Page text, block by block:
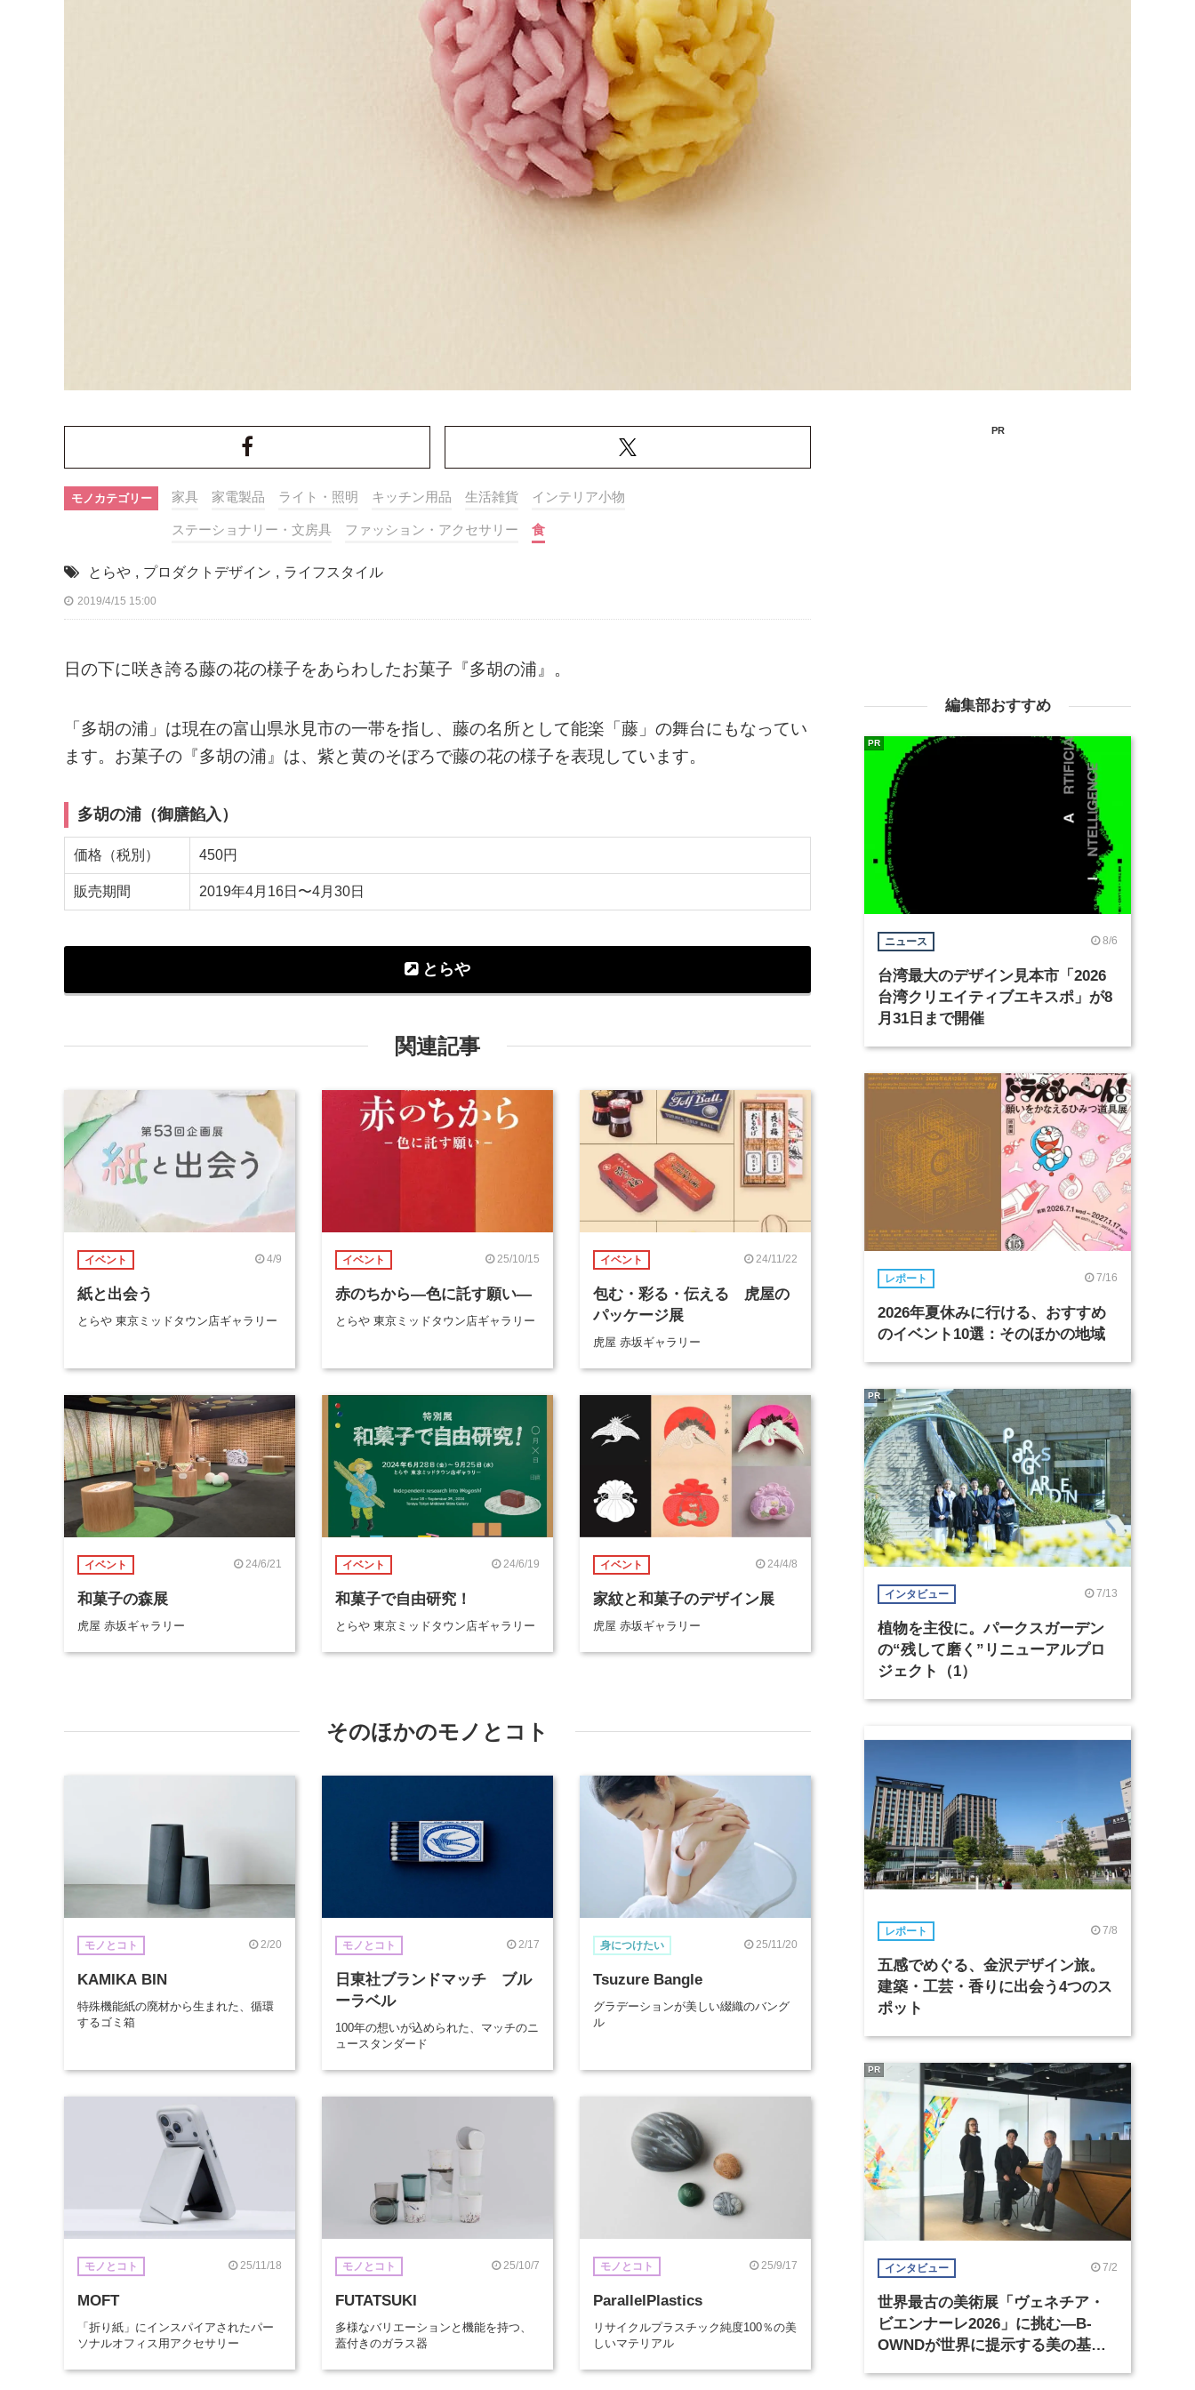
モノカテゴリー 家具 家電製品 ライト・照明 キッチン用品 生活雑貨 インテリア小物
ステーショナリー・文房具 ファッション・アクセサリー 食
とらや , プロダクトデザイン , ライフスタイル
2019/4/15 15:00
日の下に咲き誇る藤の花の様子をあらわしたお菓子『多胡の浦』。
「多胡の浦」は現在の富山県氷見市の一帯を指し、藤の名所として能楽「藤」の舞台にもなってい
ます。お菓子の『多胡の浦』は、紫と黄のそぼろで藤の花の様子を表現しています。
多胡の浦（御膳餡入）
価格（税別） 450円
販売期間 2019年4月16日〜4月30日
とらや
関連記事
イベント 4/9
紙と出会う
とらや 東京ミッドタウン店ギャラリー
イベント 25/10/15
赤のちから―色に託す願い―
とらや 東京ミッドタウン店ギャラリー
イベント 24/11/22
包む・彩る・伝える 虎屋の
パッケージ展
虎屋 赤坂ギャラリー
イベント 24/6/21
和菓子の森展
虎屋 赤坂ギャラリー
イベント 24/6/19
和菓子で自由研究！
とらや 東京ミッドタウン店ギャラリー
イベント 24/4/8
家紋と和菓子のデザイン展
虎屋 赤坂ギャラリー
そのほかのモノとコト
モノとコト 2/20
KAMIKA BIN
特殊機能紙の廃材から生まれた、循環
するゴミ箱
モノとコト 2/17
日東社ブランドマッチ ブル
ーラベル
100年の想いが込められた、マッチのニ
ュースタンダード
身につけたい 25/11/20
Tsuzure Bangle
グラデーションが美しい綴織のバング
ル
モノとコト 25/11/18
MOFT
「折り紙」にインスパイアされたパー
ソナルオフィス用アクセサリー
モノとコト 25/10/7
FUTATSUKI
多様なバリエーションと機能を持つ、
蓋付きのガラス器
モノとコト 25/9/17
ParallelPlastics
リサイクルプラスチック純度100％の美
しいマテリアル
PR
編集部おすすめ
ニュース 8/6
台湾最大のデザイン見本市「2026
台湾クリエイティブエキスポ」が8
月31日まで開催
PR
レポート 7/16
2026年夏休みに行ける、おすすめ
のイベント10選：そのほかの地域
インタビュー 7/13
植物を主役に。パークスガーデン
の“残して磨く”リニューアルプロ
ジェクト（1）
PR
レポート 7/8
五感でめぐる、金沢デザイン旅。
建築・工芸・香りに出会う4つのス
ポット
インタビュー 7/2
世界最古の美術展「ヴェネチア・
ビエンナーレ2026」に挑む―B-
OWNDが世界に提示する美の基準
PR